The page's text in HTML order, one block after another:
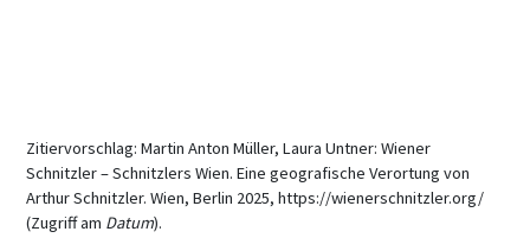
Zitiervorschlag: Martin Anton Müller, Laura Untner: Wiener
Schnitzler – Schnitzlers Wien. Eine geografische Verortung von
Arthur Schnitzler. Wien, Berlin 2025, https://wienerschnitzler.org/
(Zugriff am Datum).